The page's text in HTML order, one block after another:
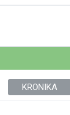
KRONIKA